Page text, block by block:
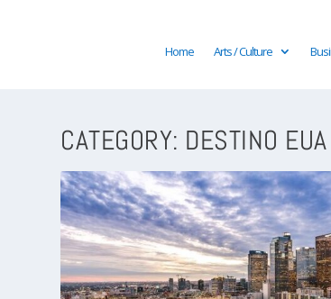
Home Arts / Culture
CATEGORY: DESTINO EUA